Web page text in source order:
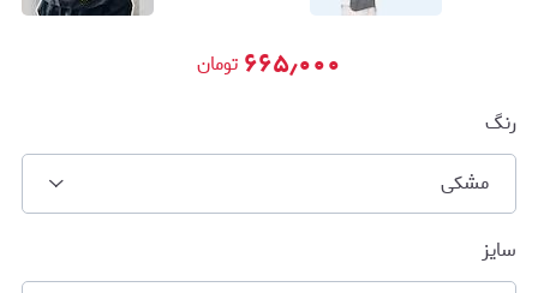
۶۶۵٫۰۰۰ تومان
رنگ
مشکی
سایز